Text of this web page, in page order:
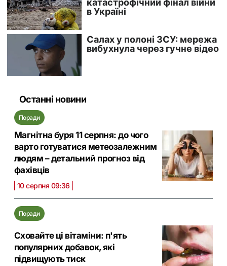
Останні новини
Поради
Магнітна буря 11 серпня: до чого
варто готуватися метеозалежним
людям – детальний прогноз від
фахівців
10 серпня 09:36
Поради
Сховайте ці вітаміни: п'ять
популярних добавок, які
підвищують тиск